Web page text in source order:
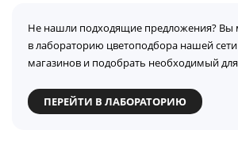
Не нашли подходящие предложения? Вы
в лабораторию цветоподбора нашей
магазинов и подобрать необходимый для
ПЕРЕЙТИ В ЛАБОРАТОРИЮ